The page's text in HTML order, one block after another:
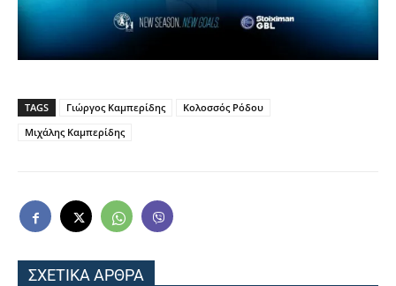
TAGS Γιώργος Καμπερίδης
Κολοσσός Ρόδου
Μιχάλης Καμπερίδης
ΣΧΕΤΙΚΑ ΑΡΘΡΑ